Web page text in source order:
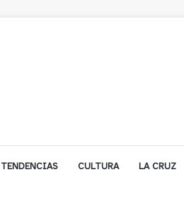
TENDENCIAS CULTURA LA CRUZ